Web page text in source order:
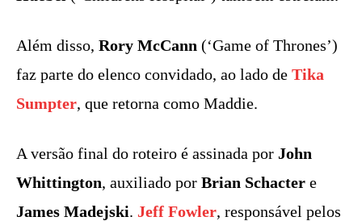
Além disso, Rory McCann (‘Game of Thrones’)
faz parte do elenco convidado, ao lado de Tika
Sumpter, que retorna como Maddie.
A versão final do roteiro é assinada por John
Whittington, auxiliado por Brian Schacter e
James Madejski. Jeff Fowler, responsável pelos